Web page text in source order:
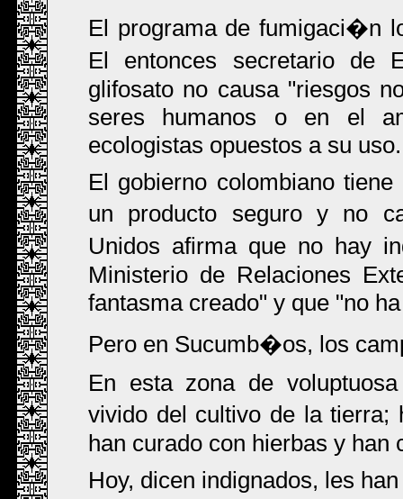
El programa de fumigaci�n
El entonces secretario de
glifosato no causa "riesgos
seres humanos o en el
ecologistas opuestos a su uso.
El gobierno colombiano
un producto seguro y no
Unidos afirma que no hay
Ministerio de Relaciones
fantasma creado" y que "no
Pero en Sucumb�os, los
En esta zona de
vivido del cultivo de la
han curado con hierbas y han
Hoy, dicen indignados, les